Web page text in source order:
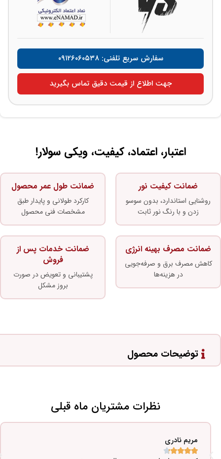
سفارش سریع تلفنی: ۰۹۱۲۶۰۶۰۵۳۸
جهت اطلاع از قیمت دقیق تماس بگیرید
اعتبار، اعتماد، کیفیت، ویکی سولار!
ضمانت کیفیت نور
روشنایی استاندارد، بدون سوسو
زدن و با رنگ نور ثابت
ضمانت طول عمر محصول
کارکرد طولانی و پایدار طبق
مشخصات فنی محصول
ضمانت مصرف بهینه انرژی
کاهش مصرف برق و صرفه‌جویی
در هزینه‌ها
ضمانت خدمات پس از
فروش
پشتیبانی و تعویض در صورت
بروز مشکل
توضیحات محصول
نظرات مشتریان ماه قبلی
مریم نادری




